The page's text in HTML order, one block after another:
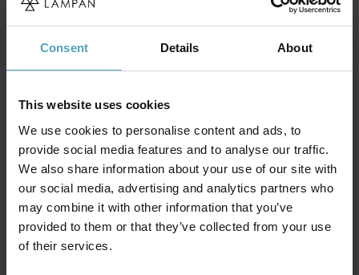
Consent Details About
This website uses cookies
We use cookies to personalise content and ads, to
provide social media features and to analyse our traffic.
We also share information about your use of our site with
our social media, advertising and analytics partners who
may combine it with other information that you’ve
provided to them or that they’ve collected from your use
of their services.
PLEJD
Smart plug On/Off, 16A, Mesh,
Bluetooth
319 kr
Rek. 439 kr
PLEJD
Smart plug On/Off, 16A, Mesh,
Bluetooth
399 kr
Rek. 439 kr